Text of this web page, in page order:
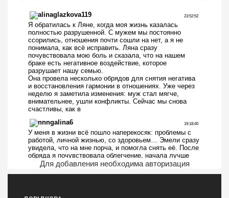
Для добавления необходима авторизация